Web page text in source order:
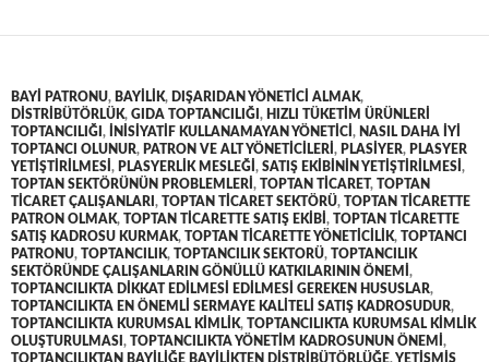
BAYI PATRONU, BAYILIK, DIŞARIDAN YÖNETICI ALMAK,
DISTRIBÜTÖRLÜK, GIDA TOPTANCILIĞI , HIZLI TÜKETIM ÜRÜNLERI
TOPTANCILIĞI , INISIYATIF KULLANAMAYAN YÖNETICI , NASIL DAHA IYI
TOPTANCI OLUNUR, PATRON VE ALT YÖNETICILERI , PLASIYER, PLASYER
YETIŞTIRILMESI , PLASYERLIK MESLEĞI , SATIŞ EKIBININ YETIŞTIRILMESI ,
TOPTAN SEKTÖRÜNÜN PROBLEMLERI , TOPTAN TICARET, TOPTAN
TICARET ÇALIŞANLARI , TOPTAN TICARET SEKTÖRÜ, TOPTAN TICARETTE
PATRON OLMAK, TOPTAN TICARETTE SATIŞ EKIBI , TOPTAN TICARETTE
SATIŞ KADROSU KURMAK, TOPTAN TICARETTE YÖNETICILIK, TOPTANCI
PATRONU, TOPTANCILIK, TOPTANCILIK SEKTORÜ, TOPTANCILIK
SEKTÖRÜNDE ÇALIŞANLARIN GÖNÜLLÜ KATKILARININ ÖNEMI ,
TOPTANCILIKTA DIKKAT EDILMESI EDILMESI GEREKEN HUSUSLAR,
TOPTANCILIKTA EN ÖNEMLI SERMAYE KALITELI SATIŞ KADROSUDUR,
TOPTANCILIKTA KURUMSAL KIMLIK, TOPTANCILIKTA KURUMSAL KIMLIK
OLUŞTURULMASI , TOPTANCILIKTA YÖNETIM KADROSUNUN ÖNEMI ,
TOPTANCILIKTAN BAYILIĞE BAYILIKTEN DISTRIBÜTÖRLÜĞE,YETIŞMIŞ